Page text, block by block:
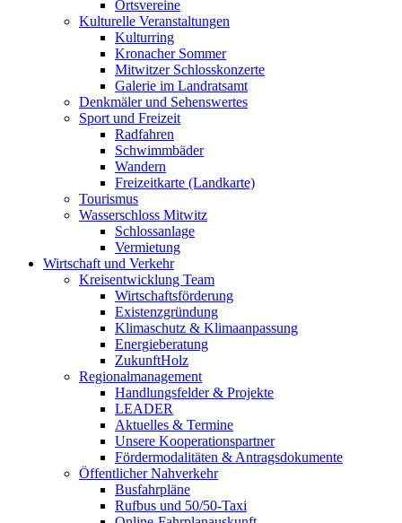
Ortsvereine
Kulturelle Veranstaltungen
Kulturring
Kronacher Sommer
Mitwitzer Schlosskonzerte
Galerie im Landratsamt
Denkmäler und Sehenswertes
Sport und Freizeit
Radfahren
Schwimmbäder
Wandern
Freizeitkarte (Landkarte)
Tourismus
Wasserschloss Mitwitz
Schlossanlage
Vermietung
Wirtschaft und Verkehr
Kreisentwicklung Team
Wirtschaftsförderung
Existenzgründung
Klimaschutz & Klimaanpassung
Energieberatung
ZukunftHolz
Regionalmanagement
Handlungsfelder & Projekte
LEADER
Aktuelles & Termine
Unsere Kooperationspartner
Fördermodalitäten & Antragsdokumente
Öffentlicher Nahverkehr
Busfahrpläne
Rufbus und 50/50-Taxi